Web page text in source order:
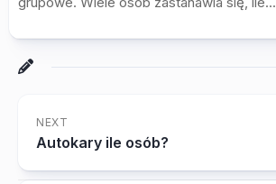
NEXT
Autokary ile osób?